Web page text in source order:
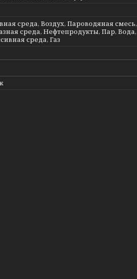
среда, Воздух, Пароводяная смесь,
среда, Нефтепродукты, Пар, Вода,
среда, Газ